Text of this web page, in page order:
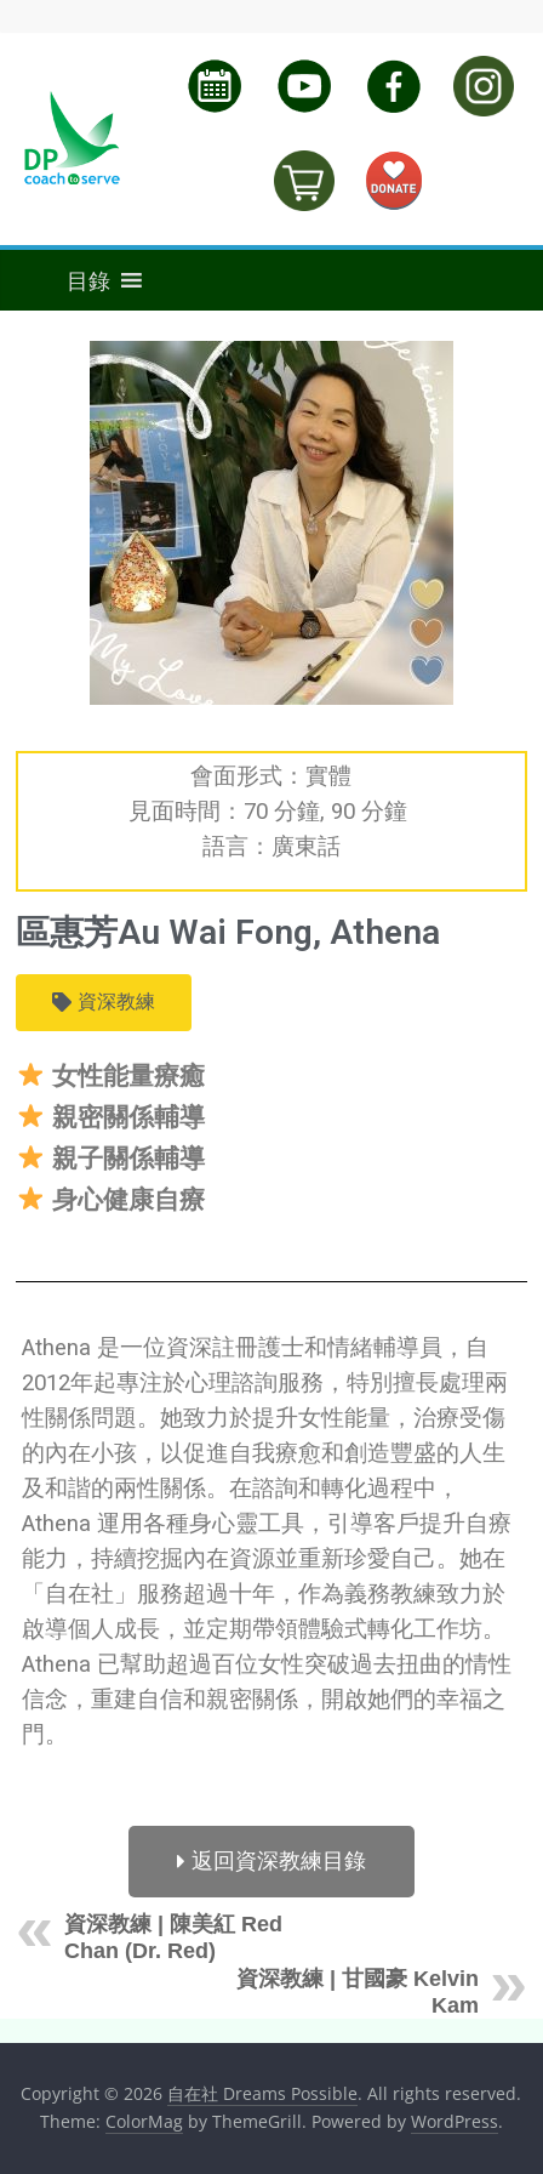
會面形式：實體
見面時間：70 分鐘, 90 分鐘
語言：廣東話
區惠芳Au Wai Fong, Athena
資深教練
女性能量療癒
親密關係輔導
親子關係輔導
身心健康自療
Athena 是一位資深註冊護士和情緒輔導員，自
2012年起專注於心理諮詢服務，特別擅長處理兩
性關係問題。她致力於提升女性能量，治療受傷
的內在小孩，以促進自我療愈和創造豐盛的人生
及和諧的兩性關係。在諮詢和轉化過程中，
Athena 運用各種身心靈工具，引導客戶提升自療
能力，持續挖掘內在資源並重新珍愛自己。她在
「自在社」服務超過十年，作為義務教練致力於
啟導個人成長，並定期帶領體驗式轉化工作坊。
Athena 已幫助超過百位女性突破過去扭曲的情性
信念，重建自信和親密關係，開啟她們的幸福之
門。
返回資深教練目錄
資深教練 | 陳美紅 Red
Chan (Dr. Red)
資深教練 | 甘國豪 Kelvin
Kam
Copyright © 2026 自在社 Dreams Possible. All rights reserved.
Theme: ColorMagby ThemeGrill. Powered by WordPress.